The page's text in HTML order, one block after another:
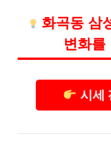
화곡동 삼
변화를
시세